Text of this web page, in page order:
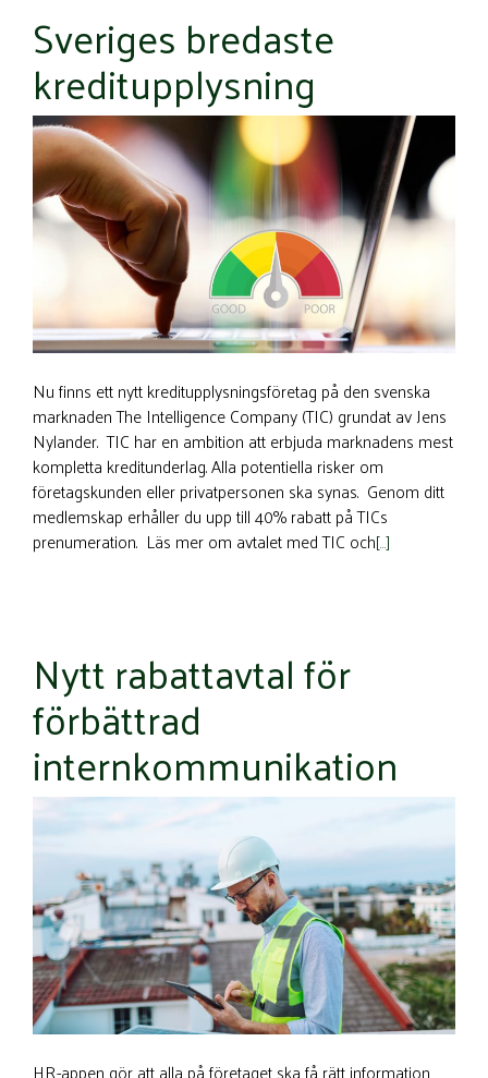
Sveriges bredaste
kreditupplysning
Nu finns ett nytt kreditupplysningsföretag på den svenska
marknaden The Intelligence Company (TIC) grundat av Jens
Nylander. TIC har en ambition att erbjuda marknadens mest
kompletta kreditunderlag. Alla potentiella risker om
företagskunden eller privatpersonen ska synas. Genom ditt
medlemskap erhåller du upp till 40% rabatt på TICs
prenumeration. Läs mer om avtalet med TIC och[…]
Nytt rabattavtal för
förbättrad
internkommunikation